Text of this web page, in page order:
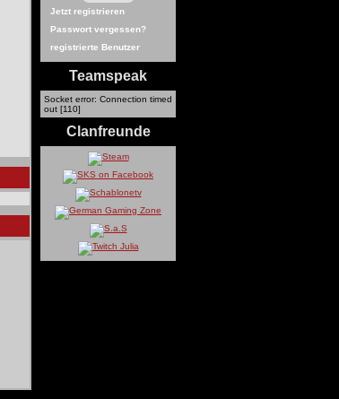
Jetzt registrieren
Passwort vergessen?
registrierte Benutzer
Teamspeak
Socket error: Connection timed
out [110]
Clanfreunde